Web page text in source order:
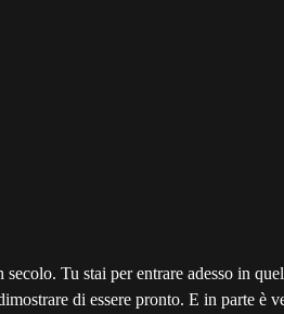
Tu stai per entrare adesso in
di essere pronto. E in parte è